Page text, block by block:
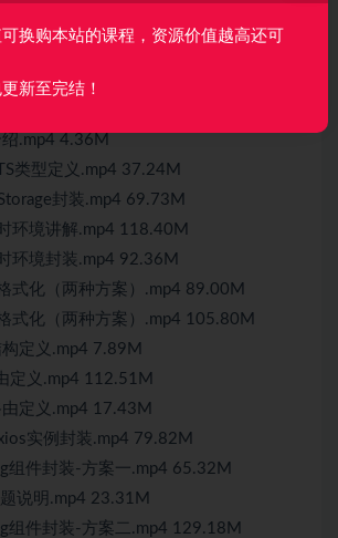
梳理】路由必知必会梳理.pdf 113.35kb
理】ReactRouter安装.pdf 91.29kb
.mp4 4.36M
类型定义.mp4 37.24M
封装.mp4 69.73M
环境讲解.mp4 118.40M
环境封装.mp4 92.36M
式化（两种方案）.mp4 89.00M
式化（两种方案）.mp4 105.80M
定义.mp4 7.89M
定义.mp4 112.51M
定义.mp4 17.43M
实例封装.mp4 79.82M
组件封装-方案一.mp4 65.32M
说明.mp4 23.31M
组件封装-方案二.mp4 129.18M
换购本站的课程，资源价值越高还可
新至完结！